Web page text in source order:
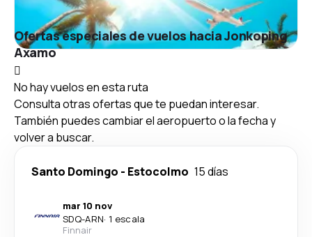
Ofertas especiales de vuelos hacia Jonkoping
Axamo
No hay vuelos en esta ruta
Consulta otras ofertas que te puedan interesar.
También puedes cambiar el aeropuerto o la fecha y
volver a buscar.
Santo Domingo - Estocolmo 15 días
mar 10 nov
SDQ-ARN· 1 escala
Finnair